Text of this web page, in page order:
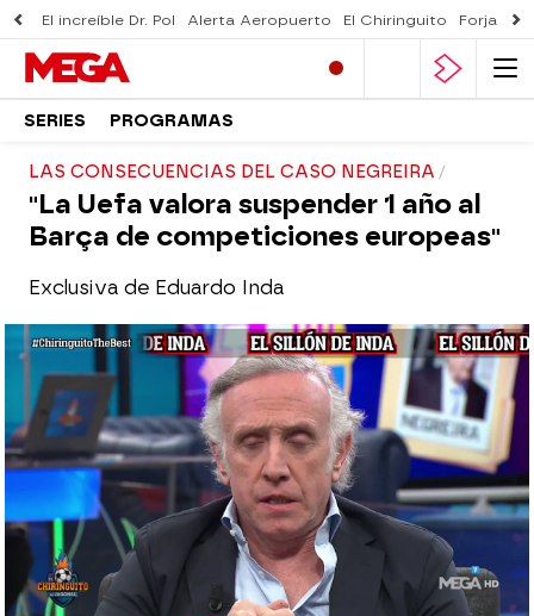
El increíble Dr. Pol Alerta Aeropuerto El Chiringuito Forjado
SERIES PROGRAMAS
LAS CONSECUENCIAS DEL CASO NEGREIRA
"La Uefa valora suspender 1 año al
Barça de competiciones europeas"
Exclusiva de Eduardo Inda
El Chiringuito
Actualizado:
28 de febrero de 2023, 06:00
Publicado:
28 de febrero de 2023, 02:40